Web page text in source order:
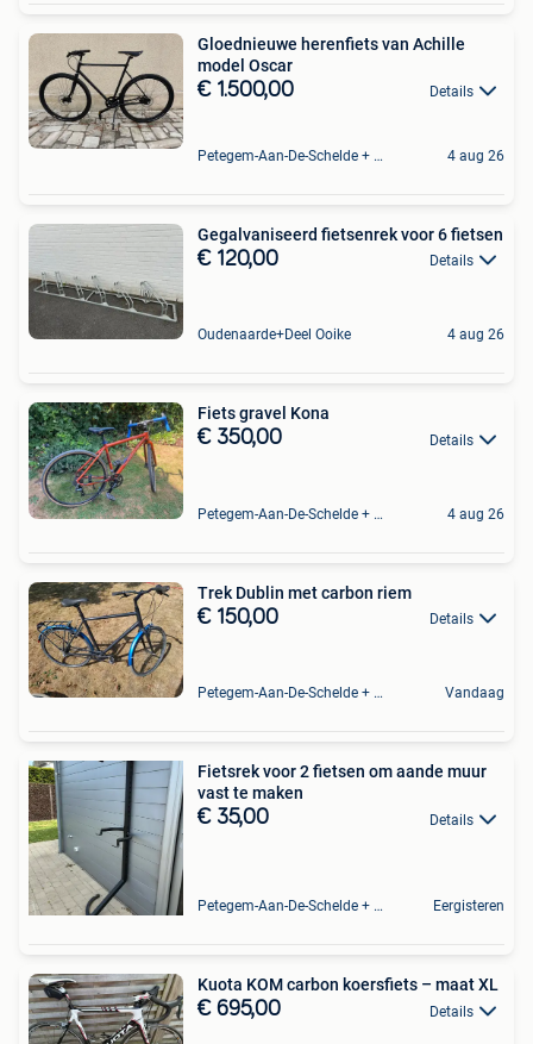
Gloednieuwe herenfiets van Achille
model Oscar
€ 1.500,00 Details
Petegem-Aan-De-Schelde + Deel Van Oudenaarde 4 aug 26
Gegalvaniseerd fietsenrek voor 6 fietsen
€ 120,00 Details
Oudenaarde+Deel Ooike 4 aug 26
Fiets gravel Kona
€ 350,00 Details
Petegem-Aan-De-Schelde + Deel Van Oudenaarde 4 aug 26
Trek Dublin met carbon riem
€ 150,00 Details
Petegem-Aan-De-Schelde + Deel Van Oudenaarde Vandaag
Fietsrek voor 2 fietsen om aande muur
vast te maken
€ 35,00 Details
Petegem-Aan-De-Schelde + Deel Van Oudenaarde Eergisteren
Kuota KOM carbon koersfiets – maat XL
€ 695,00 Details